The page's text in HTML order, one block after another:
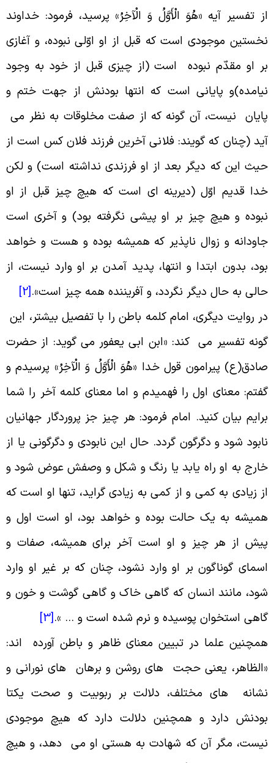
تفسیر آیه «هُوَ الْأَوَّلُ وَ الْآخِرُ» پرسید، فرمود: خداوند
موجودی است که قبل از او اوّلى نبوده، و آغازى
او مقدّم نبوده است (از چیزى قبل از خود به وجود
پایانى است که انتها بودنش از جهت ختم و
نیست، آن گونه که از صفت مخلوقات به نظر می
(چنان که گویند: فلانى آخرین فرزند فلان کس است از
این که دیگر بعد از او فرزندى نداشته است) و لکن
قدیم اوّل (دیرینه ‏اى است که هیچ چیز قبل از او
و هیچ چیز بر او پیشى نگرفته بود) و آخرى است
و زوال ناپذیر که همیشه بوده و هست و خواهد
بدون ابتدا و انتها، پدید آمدن بر او وارد نیست، از
به حال دیگر نگردد، و آفریننده همه چیز است».
[2]
روایت دیگری، امام کلمه باطن را با تفصیل بیشتر، این
تفسیر می کند: «ابن ابى یعفور می گوید: از حضرت
پیرامون قول خدا «هُوَ الْأَوَّلُ وَ الْآخِرُ» پرسیدم و
معناى اول را فهمیدم و اما معنای کلمه آخر را شما
بیان کنید. امام فرمود: هر چیز جز پروردگار جهانیان
شود و دگرگون گردد. حال این نابودى و دگرگونى یا از
به او راه یابد یا رنگ و شکل و وصفش عوض شود و
زیادى به کمى و از کمى به زیادى گراید، تنها او است که
به یک حالت بوده و خواهد بود، او است اول و
از هر چیز و او است آخر براى همیشه، صفات و
گوناگون بر او وارد نشود، چنان که بر غیر او وارد
مانند انسان که گاهى خاک و گاهى گوشت و خون و
استخوان پوسیده و نرم شده است و … ».
[3]
علما در تبیین معنای ظاهر و باطن آورده اند:
یعنی حجت هاى روشن و برهان هاى نورانى و
های مختلف، دلالت بر ربوبیت و صحت یکتا
دارد و همچنین دلالت دارد که هیچ موجودى
مگر آن که شهادت به هستى او مى دهد، و هیچ